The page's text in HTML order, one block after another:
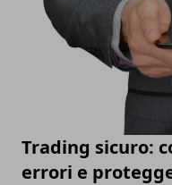
Trading sicuro:
errori e